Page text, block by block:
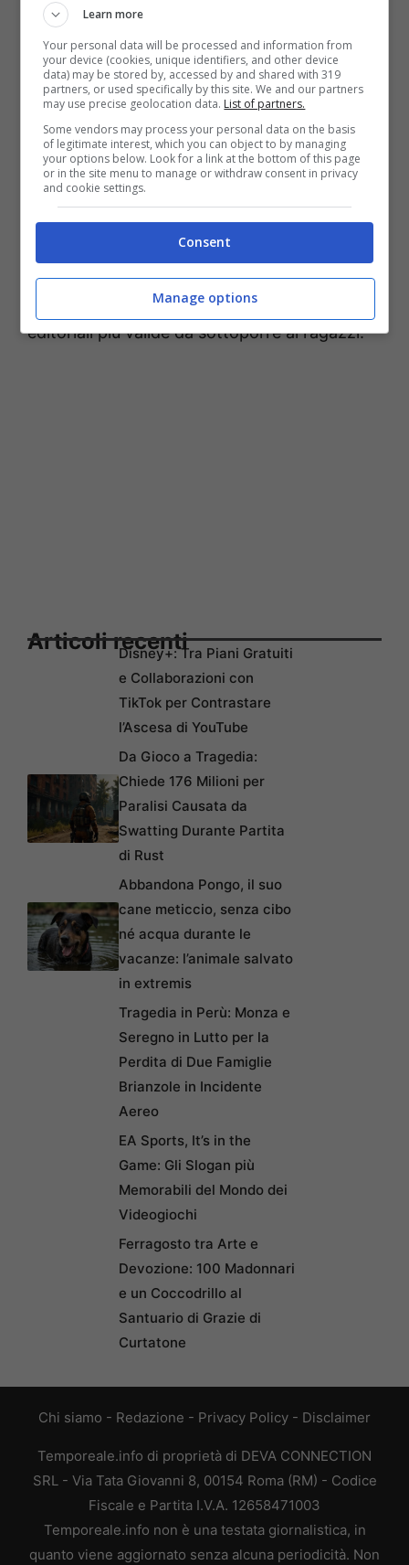
prossimi anni, il progetto è reso possibile
dalla collaborazione dellaDirigente
scolastica– laProf.ssa Rosaria Bianchi –
il suo staff, delDsga Vincenzo Spagnardi, di
tutto il personale Ata, ma con anche il
patrocinio delComune di Fondi,il supporto
dellaBanca popolare di Fondi
, la casa di
la libraia di “Tuttilibri” a Formia
con la professoressa Maria Pica– ideatrice
del progetto – individuano le proposte
editoriali più valide da sottoporre ai ragazzi.
Articoli recentiDisney+: Tra Piani Gratuiti
e Collaborazioni con
TikTok per Contrastare
l’Ascesa di YouTube
Da Gioco a Tragedia:
Chiede 176 Milioni per
Paralisi Causata da
Swatting Durante Partita
di Rust
Abbandona Pongo, il suo
cane meticcio, senza cibo
né acqua durante le
vacanze: l’animale salvato
in extremis
Tragedia in Perù: Monza e
Seregno in Lutto per la
Perdita di Due Famiglie
Brianzole in Incidente
Aereo
EA Sports, It’s in the
Game: Gli Slogan più
Memorabili del Mondo dei
Videogiochi
Ferragosto tra Arte e
Devozione: 100 Madonnari
e un Coccodrillo al
Santuario di Grazie di
Curtatone
Chi siamo - Redazione - Privacy Policy - Disclaimer
Temporeale.info di proprietà di DEVA CONNECTION
SRL - Via Tata Giovanni 8, 00154 Roma (RM) - Codice
Fiscale e Partita I.V.A. 12658471003
Temporeale.info non è una testata giornalistica, in
quanto viene aggiornato senza alcuna periodicità. Non
Learn more
Your personal data will be processed and information from
your device (cookies, unique identifiers, and other device
data) may be stored by, accessed by and shared with 319
partners, or used specifically by this site. We and our partners
may use precise geolocation data. List of partners.
Some vendors may process your personal data on the basis
of legitimate interest, which you can object to by managing
your options below. Look for a link at the bottom of this page
or in the site menu to manage or withdraw consent in privacy
and cookie settings.
Consent
Manage options